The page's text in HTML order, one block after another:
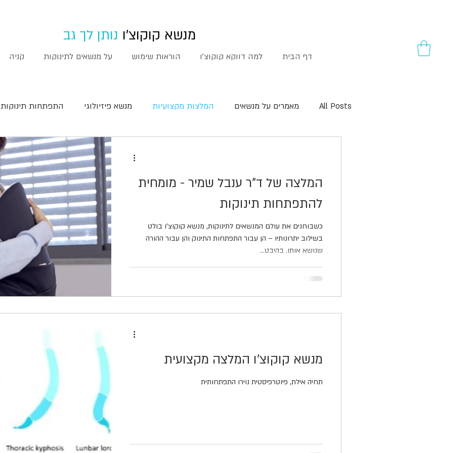
מנשא קוקוצ'ו נותן לך גב
דף הבית למה דווקא קוקוצ'ו הוראות שימוש על מנשאים לתינוקות קניה
All Posts מאמרים על מנשאים המלצות מקצועיות מנשא פיזיולוגי התפתחות תינוקות
המלצה של ד"ר ענבל שמיר - מומחית
להתפתחות תינוקות
כשבוחנים את עולם המנשאים לתינוקות, מנשא קוקוצ'ו בולט
בשילוב יתרונותיו – הן עבור התפתחות התינוק והן עבור ההורה
שנושא אותו. בהיבט...
מנשא קוקוצ'ו המלצה מקצועית
תחיה אילת, פיוטרפיסטית נוירו התפתחותית